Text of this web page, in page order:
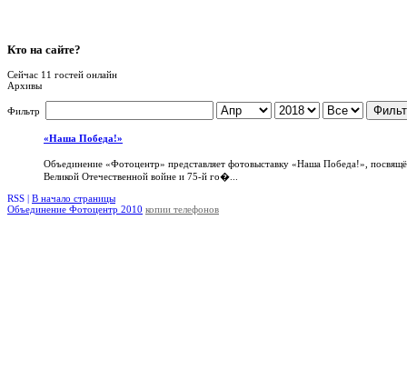
Кто на сайте?
Сейчас 11 гостей онлайн
Архивы
Фильтр
«Наша Победа!»
Объединение «Фотоцентр» представляет фотовыставку «Наша Победа!»,
Великой Отечественной войне и 75-й го�...
RSS | В начало страницы
Объединение Фотоцентр 2010 копии телефонов